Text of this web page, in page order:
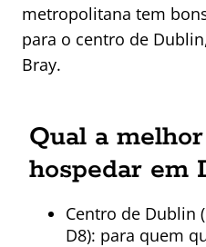
metropolitana tem
para o centro de
Bray.
Qual a
hospedar em
Centro de Dublin
D8): para quem